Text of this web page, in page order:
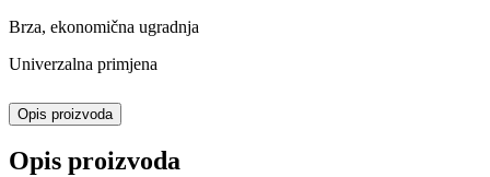
Brza, ekonomična ugradnja
Univerzalna primjena
Opis proizvoda
Opis proizvoda